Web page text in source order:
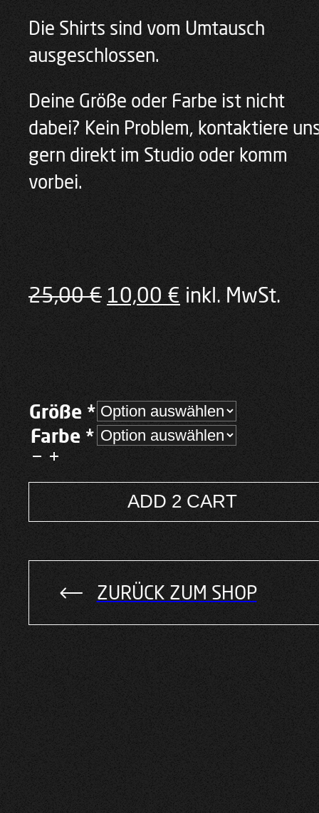
Die Shirts sind vom Umtausch
ausgeschlossen.
Deine Größe oder Farbe ist nicht
dabei? Kein Problem, kontaktiere
gern direkt im Studio oder komm
vorbei.
25,00€ Ursprünglicher
10,00 € Aktueller
inkl. MwSt.
Größe *
Farbe *
Darkside:Shirt
Weiß
ADD 2 CART
ZURÜCK ZUM SHOP